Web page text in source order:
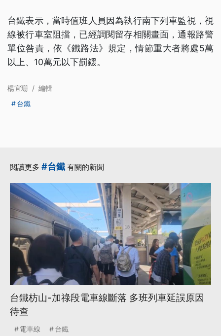
台鐵表示，當時值班人員因為執行南下列車監視，視
線被行車室阻擋，已經調閱留存相關畫面，通報路警
單位咎責，依《鐵路法》規定，情節重大者將處5萬
以上、10萬元以下罰鍰。
楊宜珊 / 編輯
台鐵
閱讀更多 #台鐵 有關的新聞
台鐵枋山-加祿段電車線斷落 多班列車延誤原因
待查
電車線 台鐵